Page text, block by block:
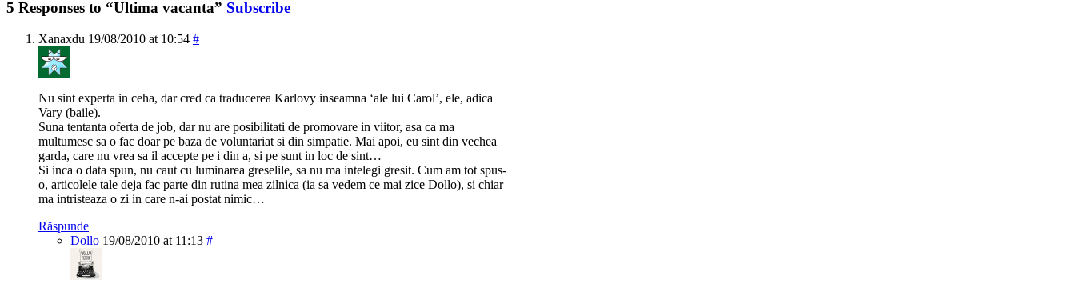
5 Responses to “Ultima vacanta” Subscribe
Xanaxdu 19/08/2010 at 10:54 #
Nu sint experta in ceha, dar cred ca traducerea Karlovy inseamna ‘ale lui Carol’, ele, adica
Vary (baile).
Suna tentanta oferta de job, dar nu are posibilitati de promovare in viitor, asa ca ma
multumesc sa o fac doar pe baza de voluntariat si din simpatie. Mai apoi, eu sint din vechea
garda, care nu vrea sa il accepte pe i din a, si pe sunt in loc de sint…
Si inca o data spun, nu caut cu luminarea greselile, sa nu ma intelegi gresit. Cum am tot spus-
o, articolele tale deja fac parte din rutina mea zilnica (ia sa vedem ce mai zice Dollo), si chiar
ma intristeaza o zi in care n-ai postat nimic…
Răspunde
Dollo 19/08/2010 at 11:13 #